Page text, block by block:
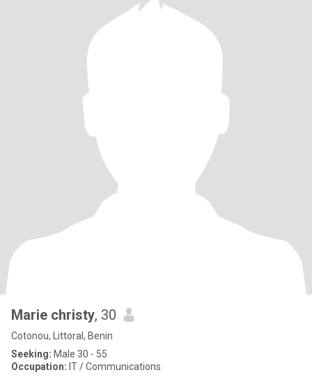
Marie christy, 30
Cotonou, Littoral, Benin
Seeking: Male 30 - 55
Occupation: IT / Communications